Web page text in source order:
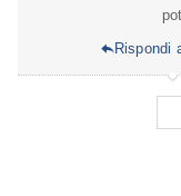
Rispondi